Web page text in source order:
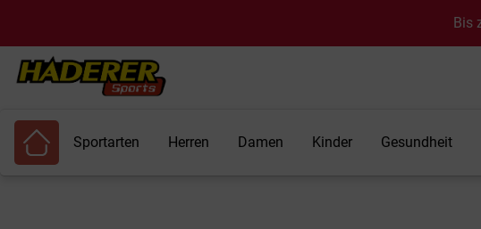
Bis
Sportarten Herren Damen Kinder Gesundheit